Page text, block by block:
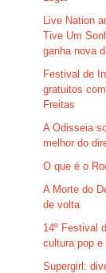
Live Nation
Tive Um
ganha nova
Festival de
gratuitos
Freitas
A Odisseia
melhor do
O que é o
A Morte do
de volta
14º Festival
cultura pop e
Supergirl: